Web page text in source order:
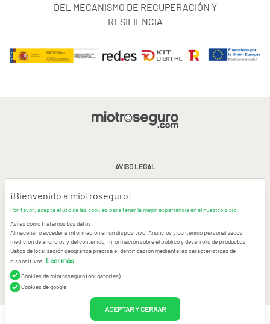
DEL MECANISMO DE RECUPERACIÓN Y
RESILIENCIA
AVISO LEGAL
CONDICIONES GENERALES DE USO
CONTACTAR
© Copyright miotroseguro.com 2026. Todos los derechos reservados
Images designed byFreepik
¡Bienvenido a miotroseguro!
Por favor, acepta el uso de las cookies para tener la mejor experiencia en el nuestro sitio.
Así es como tratamos tus datos:
Almacenar o acceder a información en un dispositivo, Anuncios y contenido personalizados,
medición de anuncios y del contenido, información sobre el público y desarrollo de productos,
Datos de localización geográfica precisa e identificación mediante las características de
dispositivos. Leer más
Cookies de miotroseguro (obligatorias)
Cookies de google
ACEPTAR Y CERRAR